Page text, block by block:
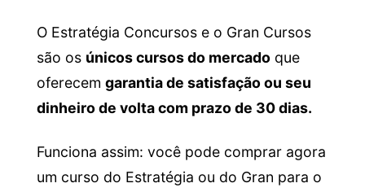
O Estratégia Concursos e o Gran Cursos
são os únicos cursos do mercadoque
oferecem garantia de satisfação ou seu
dinheiro de volta com prazo de 30 dias.
Funciona assim: você pode comprar agora
um curso do Estratégia ou do Gran para o